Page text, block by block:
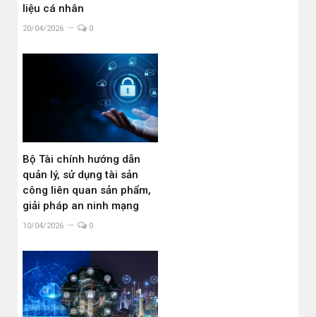
liệu cá nhân
20/04/2026 0
Bộ Tài chính hướng dẫn
quản lý, sử dụng tài sản
công liên quan sản phẩm,
giải pháp an ninh mạng
10/04/2026 0